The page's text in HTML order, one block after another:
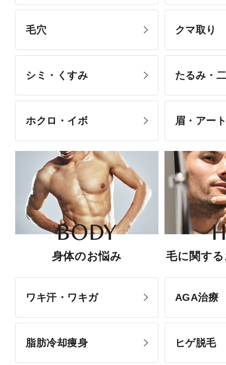
毛穴
シミ・くすみ
ホクロ・イボ
クマ取り
たるみ・
眉・アー
BODY
身体のお悩み
ワキ汗・ワキガ
脂肪冷却痩身
毛に関す
AGA治療
ヒゲ脱毛